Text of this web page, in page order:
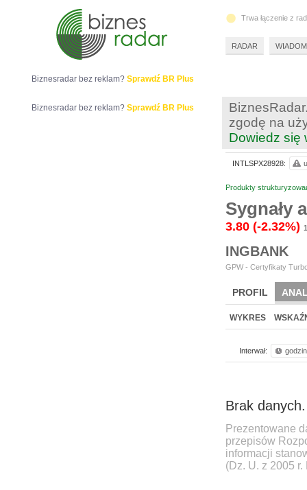
zgodę na
Dowiedz się
Produkty
Sygnały
3.80 (-2.32%)
INGBANK
GPW - Certyfikaty
PROFIL
WYKRES
Interwał:
Brak danych.
Prezentowane
przepisów
informacji
(Dz. U. z 2005
INTLSPX28928:
Biznesradar bez reklam? Sprawdź BR Plus
Biznesradar bez reklam? Sprawdź BR Plus
Trwa łączenie z
RADAR